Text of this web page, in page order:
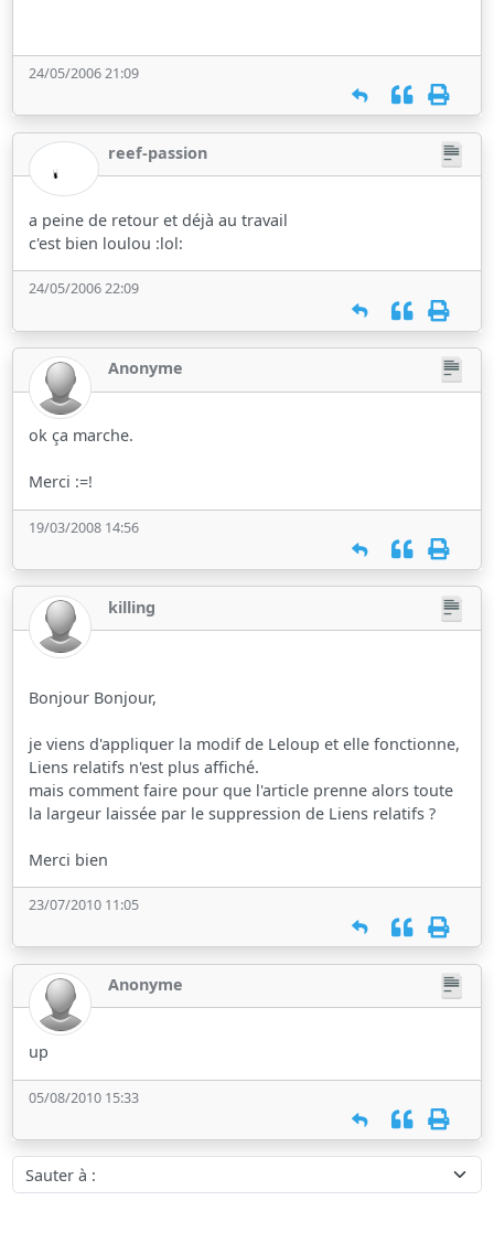
24/05/2006 21:09
reef-passion
a peine de retour et déjà au travail
c'est bien loulou :lol:
24/05/2006 22:09
Anonyme
ok ça marche.
Merci :=!
19/03/2008 14:56
killing
Bonjour Bonjour,
je viens d'appliquer la modif de Leloup et elle fonctionne,
Liens relatifs n'est plus affiché.
mais comment faire pour que l'article prenne alors toute
la largeur laissée par le suppression de Liens relatifs ?
Merci bien
23/07/2010 11:05
Anonyme
up
05/08/2010 15:33
Sauter à :